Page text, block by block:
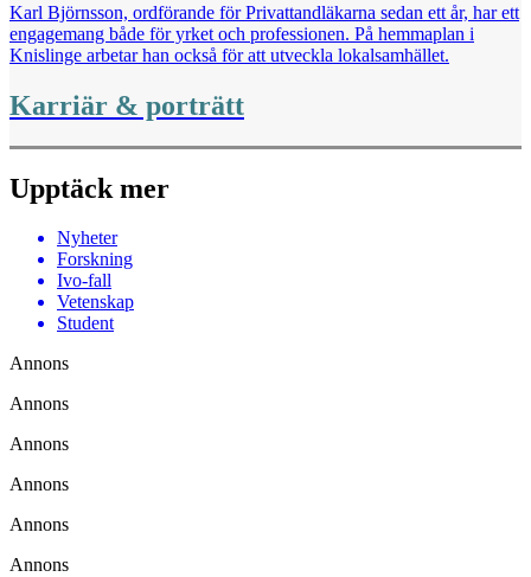
Karl Björnsson, ordförande för Privattandläkarna sedan ett år, har ett
engagemang både för yrket och professionen. På hemmaplan i
Knislinge arbetar han också för att utveckla lokalsamhället.
Karriär & porträtt
Upptäck mer
Nyheter
Forskning
Ivo-fall
Vetenskap
Student
Annons
Annons
Annons
Annons
Annons
Annons